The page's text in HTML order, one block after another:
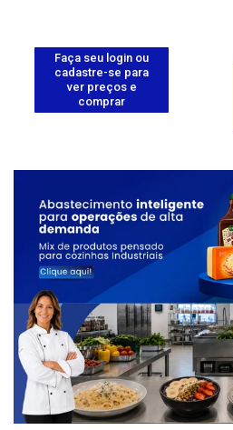
Faça seu login ou
cadastre-se para
ver preços e
comprar